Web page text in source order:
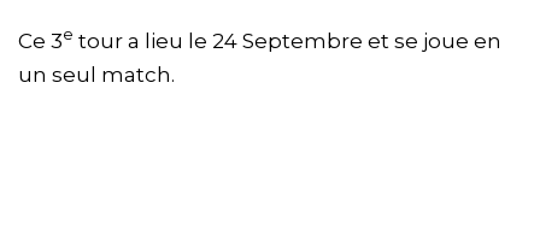
Ce 3e tour a lieu le 24 Septembre et se joue en
un seul match.